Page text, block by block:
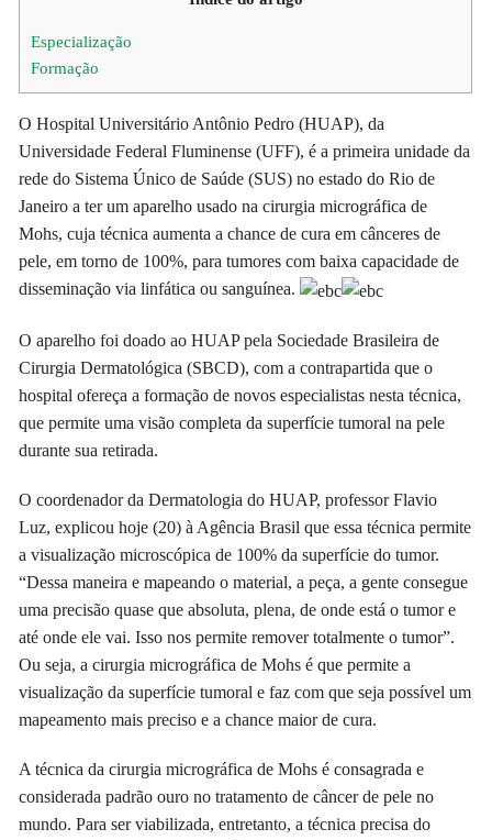
Especialização
Formação
O Hospital Universitário Antônio Pedro (HUAP), da
Universidade Federal Fluminense (UFF), é a primeira unidade da
rede do Sistema Único de Saúde (SUS) no estado do Rio de
Janeiro a ter um aparelho usado na cirurgia micrográfica de
Mohs, cuja técnica aumenta a chance de cura em cânceres de
pele, em torno de 100%, para tumores com baixa capacidade de
disseminação via linfática ou sanguínea.
O aparelho foi doado ao HUAP pela Sociedade Brasileira de
Cirurgia Dermatológica (SBCD), com a contrapartida que o
hospital ofereça a formação de novos especialistas nesta técnica,
que permite uma visão completa da superfície tumoral na pele
durante sua retirada.
O coordenador da Dermatologia do HUAP, professor Flavio
Luz, explicou hoje (20) à Agência Brasil que essa técnica permite
a visualização microscópica de 100% da superfície do tumor.
“Dessa maneira e mapeando o material, a peça, a gente consegue
uma precisão quase que absoluta, plena, de onde está o tumor e
até onde ele vai. Isso nos permite remover totalmente o tumor”.
Ou seja, a cirurgia micrográfica de Mohs é que permite a
visualização da superfície tumoral e faz com que seja possível um
mapeamento mais preciso e a chance maior de cura.
A técnica da cirurgia micrográfica de Mohs é consagrada e
considerada padrão ouro no tratamento de câncer de pele no
mundo. Para ser viabilizada, entretanto, a técnica precisa do